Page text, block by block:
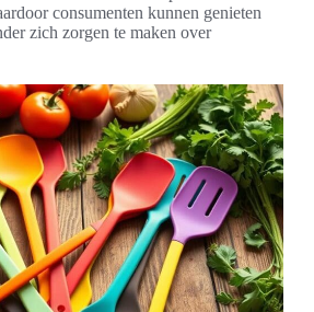
consumenten kunnen genieten
zich zorgen te maken over